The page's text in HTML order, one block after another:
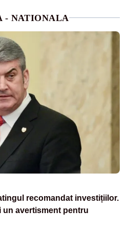
- NATIONALA
recomandat investițiilor.
un avertisment pentru